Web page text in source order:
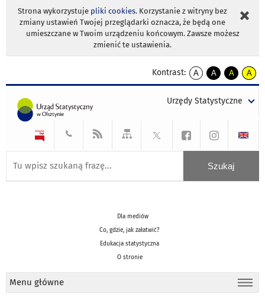
Strona wykorzystuje pliki cookies. Korzystanie z witryny bez
zmiany ustawień Twojej przeglądarki oznacza, że będą one
umieszczane w Twoim urządzeniu końcowym. Zawsze możesz
zmienić te ustawienia.
Kontrast:
A
kontrast
A
kontrast
tekst
czarnym
A
kontrast
tekst
czarnym
A
tekst
żółtym
Urzędy Statystyczne
Dla mediów
Co, gdzie, jak załatwić?
Edukacja statystyczna
O stronie
Menu główne